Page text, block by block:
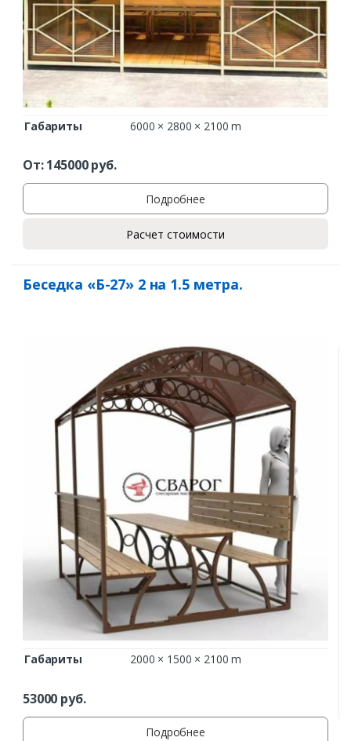
Габариты 6000 × 2800 × 2100 m
От:145000руб.
Подробнее
Расчет стоимости
Беседка «Б-27» 2 на 1.5 метра.
Габариты 2000 × 1500 × 2100 m
53000 руб.
Подробнее